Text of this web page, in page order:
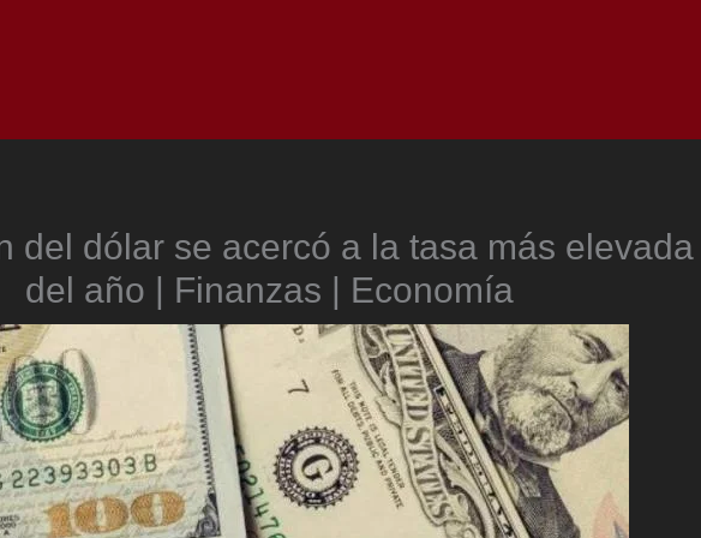
del dólar se acercó a la tasa más elevada
del año | Finanzas | Economía